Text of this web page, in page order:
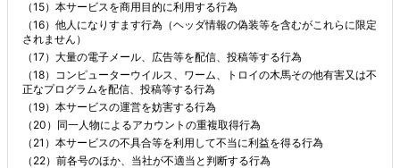
（15）本サービスを商用目的に利用する行為
（16）他人になりすます行為（ヘッダ情報の偽装等を含むがこれらに限定
されません）
（17）大量の電子メール、広告等を配信、投稿等する行為
（18）コンピューターウイルス、ワーム、トロイの木馬その他有害又は不
正なプログラムを配信、投稿等する行為
（19）本サービスの運営を妨害する行為
（20）同一人物によるアカウントの重複取得行為
（21）本サービスの不具合等を利用して不当に利益を得る行為
（22）前各号のほか、当社が不適当と判断する行為